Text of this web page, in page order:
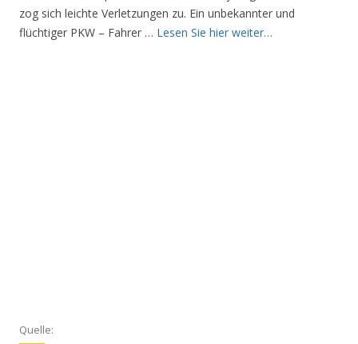
zog sich leichte Verletzungen zu. Ein unbekannter und
flüchtiger PKW – Fahrer … Lesen Sie hier weiter…
Quelle: